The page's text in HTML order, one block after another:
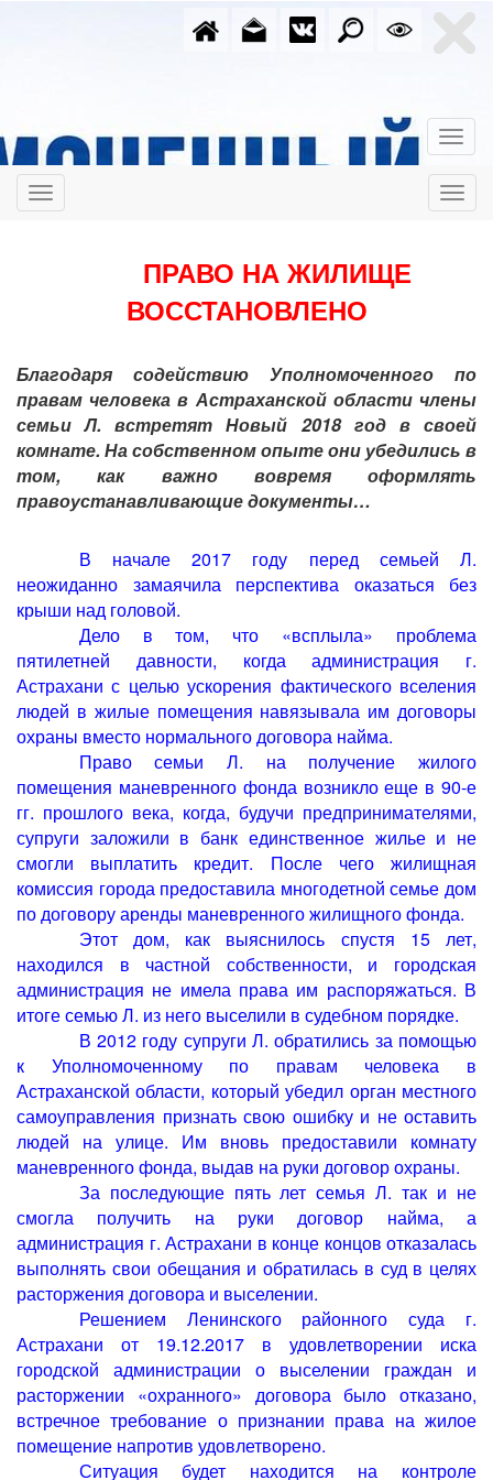
ПРАВО НА ЖИЛИЩЕ
ВОССТАНОВЛЕНО
Благодаря содействию Уполномоченного по
правам человека в Астраханской области члены
семьи Л. встретят Новый 2018 год в своей
комнате. На собственном опыте они убедились в
том, как важно вовремя оформлять
правоустанавливающие документы…
В начале 2017 году перед семьей Л.
неожиданно замаячила перспектива оказаться без
крыши над головой.
Дело в том, что «всплыла» проблема
пятилетней давности, когдаадминистрация г.
Астрахани с целью ускорения фактического вселения
людей в жилые помещения навязывала им договоры
охраны вместо нормального договора найма.
Право семьи Л. на получение жилого
помещения маневренного фонда возникло еще в 90-е
гг. прошлого века, когда, будучи предпринимателями,
супруги заложили в банк единственное жилье и не
смогли выплатить кредит. После чего жилищная
комиссия города предоставила многодетной семье дом
по договору аренды маневренного жилищного фонда.
Этот дом, как выяснилось спустя 15 лет,
находился в частной собственности, и городская
администрация не имела права им распоряжаться. В
итоге семью Л. из него выселили в судебном порядке.
В 2012 году супруги Л. обратились за помощью
к Уполномоченному по правам человека в
Астраханской области, который убедил орган местного
самоуправления признать свою ошибку и не оставить
людей на улице. Им вновь предоставили комнату
маневренного фонда, выдав на руки договор охраны.
За последующие пять лет семья Л. так и не
смогла получить на руки договор найма, а
администрация г. Астрахани в конце концов отказалась
выполнять свои обещания и обратилась в суд в целях
расторжения договора и выселении.
Решением Ленинского районного суда г.
Астрахани от 19.12.2017 в удовлетворении иска
городской администрации о выселении граждан и
расторжении «охранного» договора было отказано,
встречное требование о признании права на жилое
помещение напротив удовлетворено.
Ситуация будет находится на контроле